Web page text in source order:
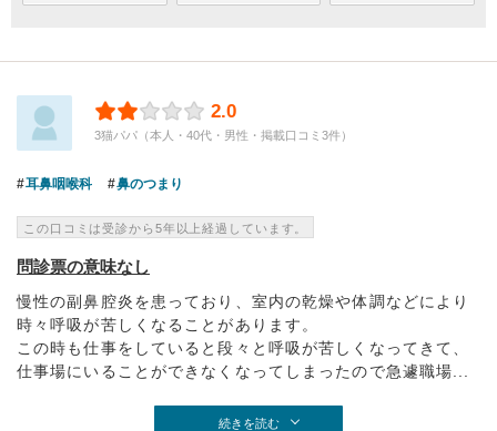
2.0
3猫パパ（本人・40代・男性・掲載口コミ3件）
耳鼻咽喉科 鼻のつまり
この口コミは受診から5年以上経過しています。
問診票の意味なし
慢性の副鼻腔炎を患っており、室内の乾燥や体調などにより
時々呼吸が苦しくなることがあります。
この時も仕事をしていると段々と呼吸が苦しくなってきて、
仕事場にいることができなくなってしまったので急遽職場...
続きを読む